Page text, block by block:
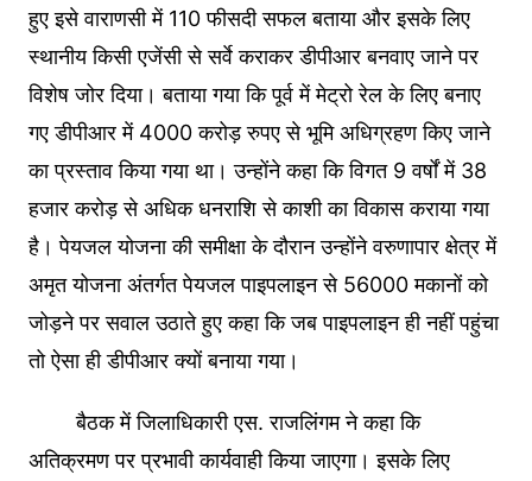
हुए इसे वाराणसी में 110 फीसदी सफल बताया और इसके लिए
स्थानीय किसी एजेंसी से सर्वे कराकर डीपीआर बनवाए जाने पर
विशेष जोर दिया। बताया गया कि पूर्व में मेट्रो रेल के लिए बनाए
गए डीपीआर में 4000 करोड़ रुपए से भूमि अधिग्रहण किए जाने
का प्रस्ताव किया गया था। उन्होंने कहा कि विगत 9 वर्षों में 38
हजार करोड़ से अधिक धनराशि से काशी का विकास कराया गया
है। पेयजल योजना की समीक्षा के दौरान उन्होंने वरुणापार क्षेत्र में
अमृत योजना अंतर्गत पेयजल पाइपलाइन से 56000 मकानों को
जोड़ने पर सवाल उठाते हुए कहा कि जब पाइपलाइन ही नहीं पहुंचा
तो ऐसा ही डीपीआर क्यों बनाया गया।
बैठक में जिलाधिकारी एस. राजलिंगम ने कहा कि
अतिक्रमण पर प्रभावी कार्यवाही किया जाएगा। इसके लिए